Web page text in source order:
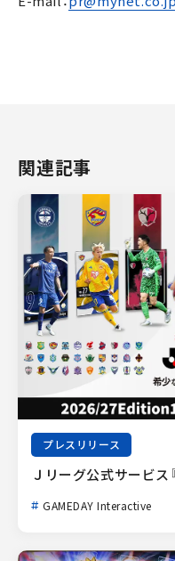
関連記事
プレスリリース
Ｊリーグ公式サービ
GAMEDAY Interactive